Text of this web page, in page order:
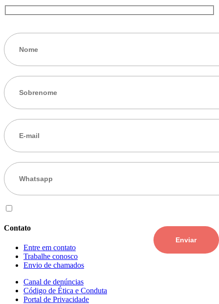
Contato
Entre em contato
Trabalhe conosco
Envio de chamados
Canal de denúncias
Código de Ética e Conduta
Portal de Privacidade